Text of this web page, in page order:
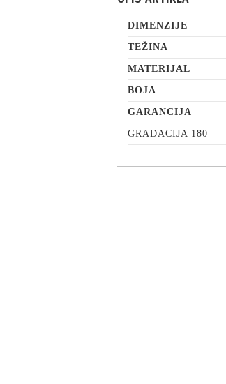
DIMENZIJE
TEŽINA
MATERIJAL
BOJA
GARANCIJA
GRADACIJA 180